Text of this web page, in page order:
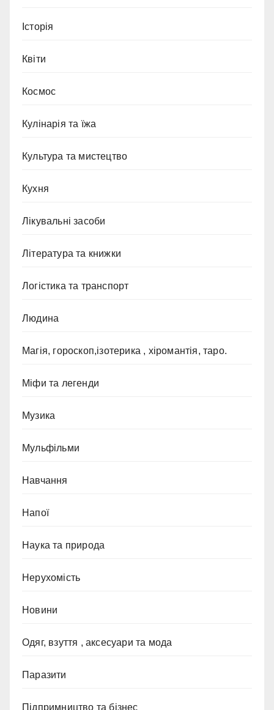
Історія
Квіти
Космос
Кулінарія та їжа
Культура та мистецтво
Кухня
Лікувальні засоби
Література та книжки
Логістика та транспорт
Людина
Магія, гороскоп,ізотерика , хіромантія, таро.
Міфи та легенди
Музика
Мульфільми
Навчання
Напої
Наука та природа
Нерухомість
Новини
Одяг, взуття , аксесуари та мода
Паразити
Підпримництво та бізнес